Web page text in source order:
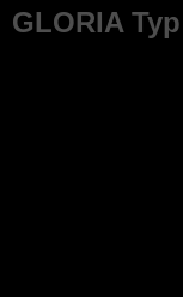
GLORIA